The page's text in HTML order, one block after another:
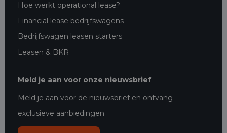
Hoe werkt operational lease?
Financial lease bedrijfswagens
Bedrijfswagen leasen starters
Leasen & BKR
Meld je aan voor onze nieuwsbrief
Meld je aan voor de nieuwsbrief en ontvang
exclusieve aanbiedingen